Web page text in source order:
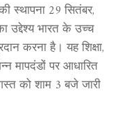
स्थापना 29 सितंबर,
उद्देश्य भारत के उच्च
करना है। यह शिक्षा,
मापदंडों पर आधारित
को शाम 3 बजे जारी